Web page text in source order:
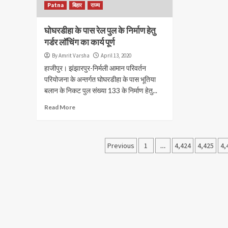
Patna बिहार राज्य
घोघरडीहा के पास रेल पुल के निर्माण हेतु
गर्डर लॉचिंग का कार्य पूर्ण
By Amrit Varsha April 13, 2020
हाजीपुर। झंझारपुर-निर्मली आमान परिवर्तन
परियोजना के अन्तर्गत घोघरडीहा के पास भूतिया
बलान के निकट पुल संख्या 133 के निर्माण हेतु...
Read More
Posts
Previous 1 … 4,424 4,425